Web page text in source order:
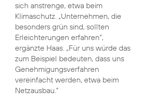
sich anstrenge, etwa beim
Klimaschutz. „Unternehmen, die
besonders grün sind, sollten
Erleichterungen erfahren“,
ergänzte Haas. „Für uns würde das
zum Beispiel bedeuten, dass uns
Genehmigungsverfahren
vereinfacht werden, etwa beim
Netzausbau.“